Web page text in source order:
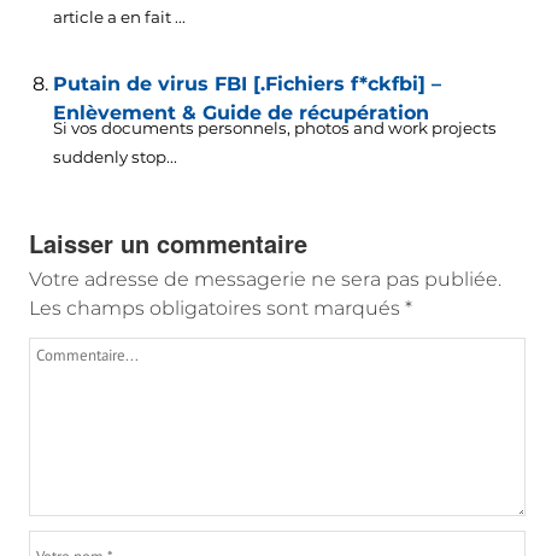
article a en fait ...
Putain de virus FBI [.Fichiers f*ckfbi] –
Enlèvement & Guide de récupération
Si vos documents personnels, photos and work projects
suddenly stop...
Laisser un commentaire
Votre adresse de messagerie ne sera pas publiée.
Les champs obligatoires sont marqués *